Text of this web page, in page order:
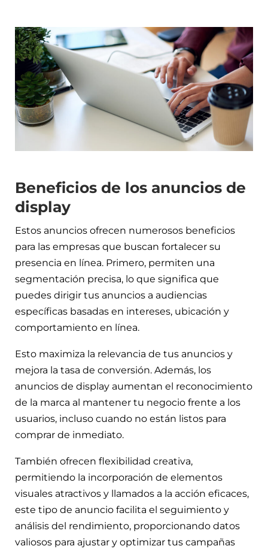
Beneficios de los anuncios de
display
Estos anuncios ofrecen numerosos beneficios
para las empresas que buscan fortalecer su
presencia en línea. Primero, permiten una
segmentación precisa, lo que significa que
puedes dirigir tus anuncios a audiencias
específicas basadas en intereses, ubicación y
comportamiento en línea.
Esto maximiza la relevancia de tus anuncios y
mejora la tasa de conversión. Además, los
anuncios de display aumentan el reconocimiento
de la marca al mantener tu negocio frente a los
usuarios, incluso cuando no están listos para
comprar de inmediato.
También ofrecen flexibilidad creativa,
permitiendo la incorporación de elementos
visuales atractivos y llamados a la acción eficaces,
este tipo de anuncio facilita el seguimiento y
análisis del rendimiento, proporcionando datos
valiosos para ajustar y optimizar tus campañas